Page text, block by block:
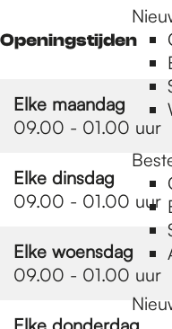
Openingstijden
Elke maandag
09.00 - 01.00 uur
Elke dinsdag
09.00 - 01.00 uur
Elke woensdag
09.00 - 01.00 uur